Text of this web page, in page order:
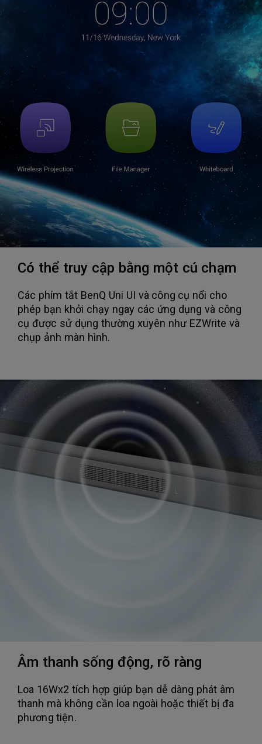
Có thể truy cập bằng một cú chạm
Các phím tắt BenQ Uni UI và công cụ nổi cho
phép bạn khởi chạy ngay các ứng dụng và công
cụ được sử dụng thường xuyên như EZWrite và
chụp ảnh màn hình.
Âm thanh sống động, rõ ràng
Loa 16Wx2 tích hợp giúp bạn dễ dàng phát âm
thanh mà không cần loa ngoài hoặc thiết bị đa
phương tiện.